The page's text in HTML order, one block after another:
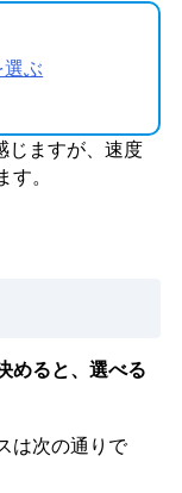
ぶ
じますが、速度
。
めると、選べる
は次の通りで